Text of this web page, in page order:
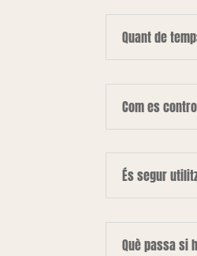
Quant de
Com es
És segur
Què passa si